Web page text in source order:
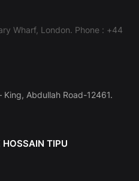
Wharf, London. Phone : +44
Abdullah Road-12461.
TIPU